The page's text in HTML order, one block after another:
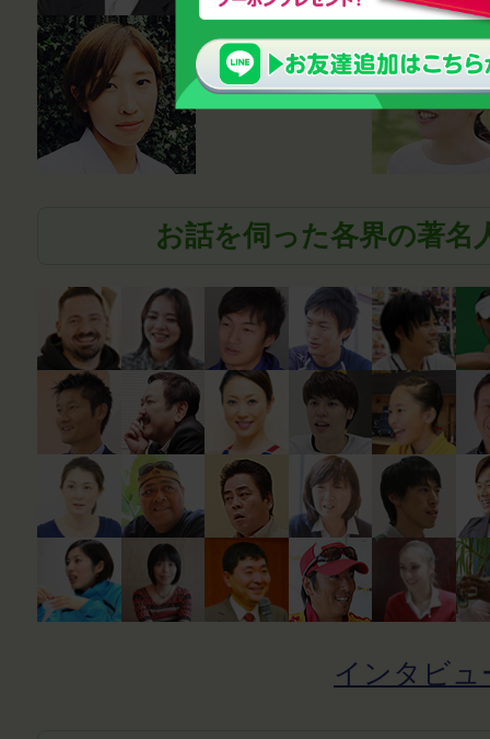
薬剤師
笹尾真波
お話を伺った各界の著名
インタビュ